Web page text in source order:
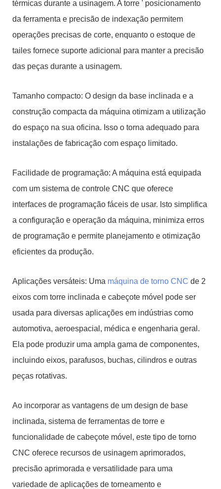
térmicas durante a usinagem. A torre ' posicionamento
da ferramenta e precisão de indexação permitem
operações precisas de corte, enquanto o estoque de
tailes fornece suporte adicional para manter a precisão
das peças durante a usinagem.
Tamanho compacto: O design da base inclinada e a
construção compacta da máquina otimizam a utilização
do espaço na sua oficina. Isso o torna adequado para
instalações de fabricação com espaço limitado.
Facilidade de programação: A máquina está equipada
com um sistema de controle CNC que oferece
interfaces de programação fáceis de usar. Isto simplifica
a configuração e operação da máquina, minimiza erros
de programação e permite planejamento e otimização
eficientes da produção.
Aplicações versáteis: Uma máquina de torno CNC de 2
eixos com torre inclinada e cabeçote móvel pode ser
usada para diversas aplicações em indústrias como
automotiva, aeroespacial, médica e engenharia geral.
Ela pode produzir uma ampla gama de componentes,
incluindo eixos, parafusos, buchas, cilindros e outras
peças rotativas.
Ao incorporar as vantagens de um design de base
inclinada, sistema de ferramentas de torre e
funcionalidade de cabeçote móvel, este tipo de torno
CNC oferece recursos de usinagem aprimorados,
precisão aprimorada e versatilidade para uma
variedade de aplicações de torneamento e